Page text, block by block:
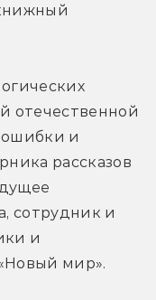
отечественной
и
рассказов
сотрудник и
и
мир».